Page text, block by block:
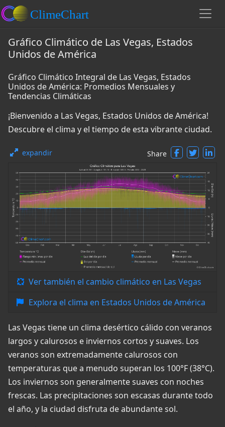
Gráfico Climático de Las Vegas, Estados
Unidos de América
Gráfico Climático Integral de Las Vegas, Estados
Unidos de América: Promedios Mensuales y
Tendencias Climáticas
¡Bienvenido a Las Vegas, Estados Unidos de América!
Descubre el clima y el tiempo de esta vibrante ciudad.
expandir Share
Ver también el cambio climático en Las Vegas
Explora el clima en Estados Unidos de América
Las Vegas tiene un clima desértico cálido con veranos
largos y calurosos e inviernos cortos y suaves. Los
veranos son extremadamente calurosos con
temperaturas que a menudo superan los 100°F (38°C).
Los inviernos son generalmente suaves con noches
frescas. Las precipitaciones son escasas durante todo
el año, y la ciudad disfruta de abundante sol.